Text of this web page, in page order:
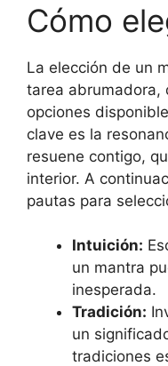
Cómo
La elección de un
tarea abrumadora,
opciones
clave es la
resuene contigo,
interior. A
pautas para
Intuición:
un mantra
inesperada.
Tradición:
un
tradiciones